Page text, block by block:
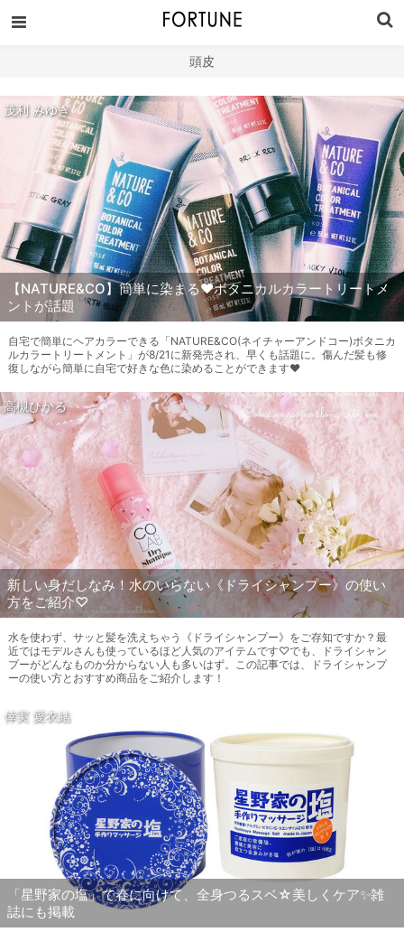
頭皮
茂利 みゆき
【NATURE&CO】簡単に染まる♥ボタニカルカラートリートメ
ントが話題
自宅で簡単にヘアカラーできる「NATURE&CO(ネイチャーアンドコー)ボタニカ
ルカラートリートメント」が8/21に新発売され、早くも話題に。傷んだ髪も修
復しながら簡単に自宅で好きな色に染めることができます♥
高槻ひかる
新しい身だしなみ！水のいらない《ドライシャンプー》の使い
方をご紹介♡
水を使わず、サッと髪を洗えちゃう《ドライシャンプー》をご存知ですか？最
近ではモデルさんも使っているほど人気のアイテムです♡でも、ドライシャン
プーがどんなものか分からない人も多いはず。この記事では、ドライシャンプ
ーの使い方とおすすめ商品をご紹介します！
倖実 愛衣結
「星野家の塩」で春に向けて、全身つるスベ☆美しくケア✨雑
誌にも掲載